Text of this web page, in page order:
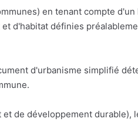
en tenant compte d'un
d'habitat définies
d'urbanisme simplifié
de développement durable),